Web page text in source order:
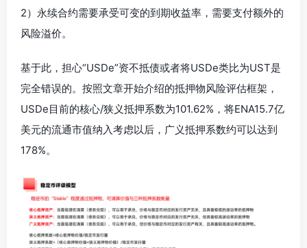
2）永续合约需要承受可变的到期收益率，需要支付额外的
风险溢价。
基于此，担心“USDe”资不抵债或者将USDe类比为UST是
完全错误的。按照文章开始介绍的抵押物风险评估框架，
USDe目前的核心/狭义抵押系数为101.62%，将ENA15.7亿
美元的流通市值纳入考虑以后，广义抵押系数约可以达到
178%。